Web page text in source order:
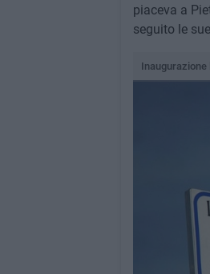
piaceva a
seguito le
Inaugurazione